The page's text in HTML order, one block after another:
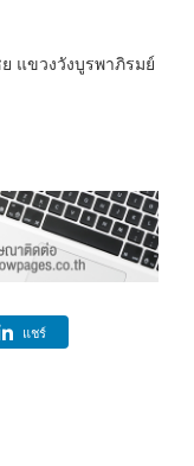
แขวงวังบูรพาภิรมย์
แชร์